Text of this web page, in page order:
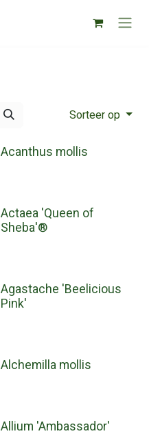
Sorteer op
Acanthus mollis
Actaea 'Queen of
Sheba'®
Agastache 'Beelicious
Pink'
Alchemilla mollis
Allium 'Ambassador'